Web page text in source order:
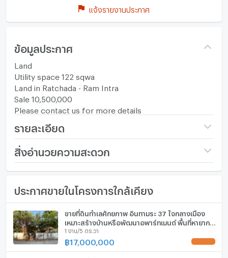
แจ้งรายงานประกาศ
ข้อมูลประกาศ
Land
Utility space 122 sqwa
Land in Ratchada - Ram Intra
Sale 10,500,000
Please contact us for more details
รายละเอียด
ราคา 10,500,000
(86,066 บาท/ตร.วา)
ลึก (เมตร)
สิ่งอำนวยความสะดวก
เฟอร์นิเจอร์
โทรศัพท์บ้าน
เครื่องปรับอากาศ
เครื่องทำน้ำร้อน/น้ำอุ่น
ประตูห้องระบบ digital lock
ประกาศขายในโครงการใกล้เคียง
ขายที่ดินทำเลศักยภาพ อินทามระ 37 ใจกลางเมือง
เหมาะสร้างบ้านหรือพัฒนาอพาร์ทเมนต์ พื้นที่หายาก
ในย่านนี้
1 งาน/5 ตร.วา
฿17,000,000